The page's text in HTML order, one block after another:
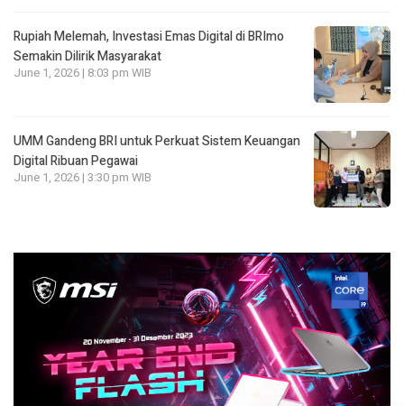
Rupiah Melemah, Investasi Emas Digital di BRImo
Semakin Dilirik Masyarakat
June 1, 2026 | 8:03 pm WIB
UMM Gandeng BRI untuk Perkuat Sistem Keuangan
Digital Ribuan Pegawai
June 1, 2026 | 3:30 pm WIB